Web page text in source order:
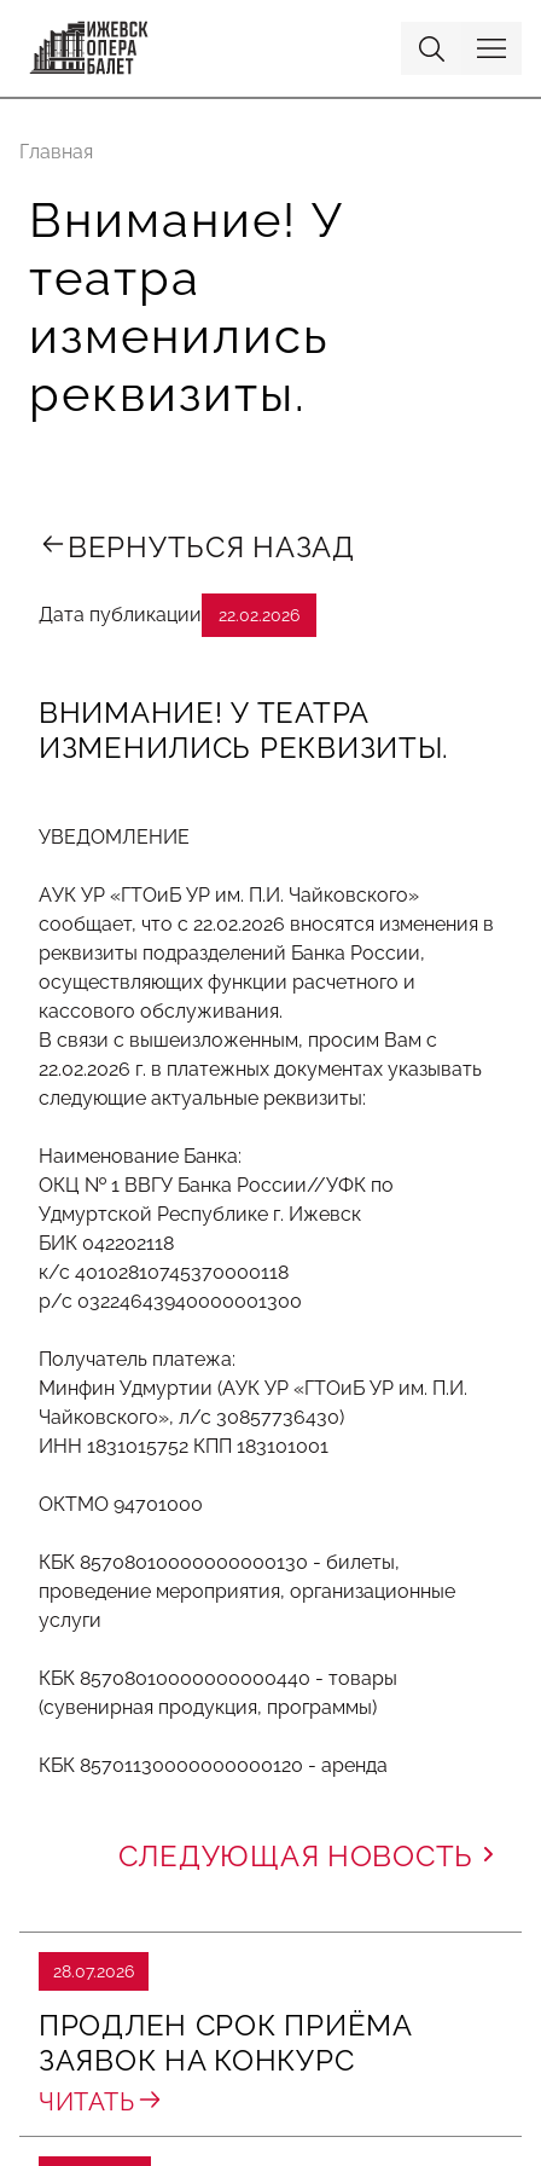
Главная
Внимание! У
театра
изменились
реквизиты.
ВЕРНУТЬСЯ НАЗАД
Дата публикации 22.02.2026
ВНИМАНИЕ! У ТЕАТРА
ИЗМЕНИЛИСЬ РЕКВИЗИТЫ.
УВЕДОМЛЕНИЕ
АУК УР «ГТОиБ УР им. П.И. Чайковского»
сообщает, что с 22.02.2026 вносятся изменения в
реквизиты подразделений Банка России,
осуществляющих функции расчетного и
кассового обслуживания.
В связи с вышеизложенным, просим Вам с
22.02.2026 г. в платежных документах указывать
следующие актуальные реквизиты:
Наименование Банка:
ОКЦ № 1 ВВГУ Банка России//УФК по
Удмуртской Республике г. Ижевск
БИК 042202118
к/с 40102810745370000118
р/с 03224643940000001300
Получатель платежа:
Минфин Удмуртии (АУК УР «ГТОиБ УР им. П.И.
Чайковского», л/с 30857736430)
ИНН 1831015752 КПП 183101001
ОКТМО 94701000
КБК 85708010000000000130 - билеты,
проведение мероприятия, организационные
услуги
КБК 85708010000000000440 - товары
(сувенирная продукция, программы)
КБК 85701130000000000120 - аренда
СЛЕДУЮЩАЯ НОВОСТЬ
28.07.2026
ПРОДЛЕН СРОК ПРИЁМА
ЗАЯВОК НА КОНКУРС
ЧИТАТЬ